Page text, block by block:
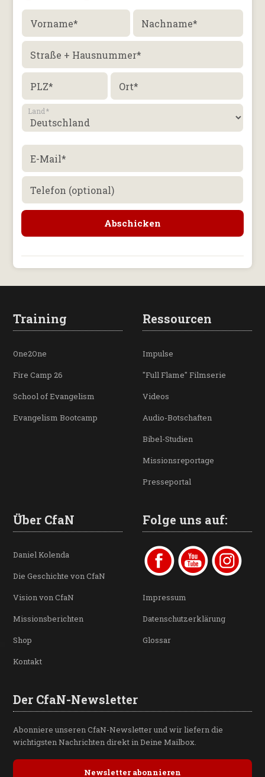
Vorname* Nachname*
Straße + Hausnummer*
PLZ* Ort*
Land*
E-Mail*
Telefon (optional)
Training
One2One
Fire Camp 26
School of Evangelism
Evangelism Bootcamp
Ressourcen
Impulse
"Full Flame" Filmserie
Videos
Audio-Botschaften
Bibel-Studien
Missionsreportage
Presseportal
Über CfaN
Daniel Kolenda
Die Geschichte von CfaN
Vision von CfaN
Missionsberichten
Shop
Kontakt
Folge uns auf:
Impressum
Datenschutzerklärung
Glossar
Der CfaN-Newsletter
Abonniere unseren CfaN-Newsletter und wir liefern die
wichtigsten Nachrichten direkt in Deine Mailbox.
Newsletter abonnieren